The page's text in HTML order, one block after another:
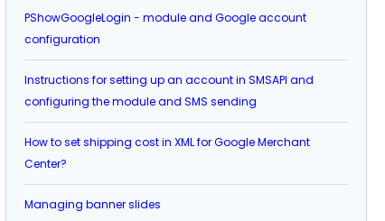
PShowGoogleLogin - module and Google account
configuration
Instructions for setting up an account in SMSAPI and
configuring the module and SMS sending
How to set shipping cost in XML for Google Merchant
Center?
Managing banner slides